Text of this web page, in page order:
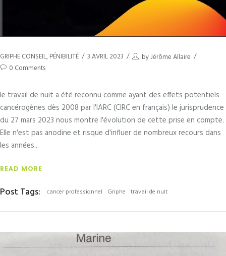
GRIPHE CONSEIL,PÉNIBILITÉ 3 AVRIL 2023 byJérôme Allaire
0 Comments
le travail de nuit a été reconnu comme ayant des effets potentiels
cancérogènes dès 2008 par l'IARC (CIRC en français) le jurisprudence
du 27 mars 2023 nous montre l'évolution de cette prise en compte.
Elle n'est pas anodine et risque d'influer de nombreux recours dans
les années
READ MORE
Post Tags: cancer professionnel Griphe travail de nuit